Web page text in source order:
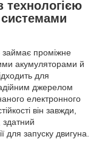
технологією
займає проміжне
акумуляторами й
для
джерелом
електронного
він завжди,
здатний
для запуску двигуна.